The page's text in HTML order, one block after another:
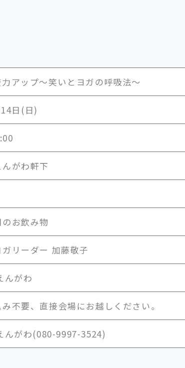
アップ～笑いとヨガの呼吸法～
日(日)
がわ軒下
お飲み物
リーダー 加藤敬子
んがわ
不要、直接会場にお越しください。
んがわ(080-9997-3524)